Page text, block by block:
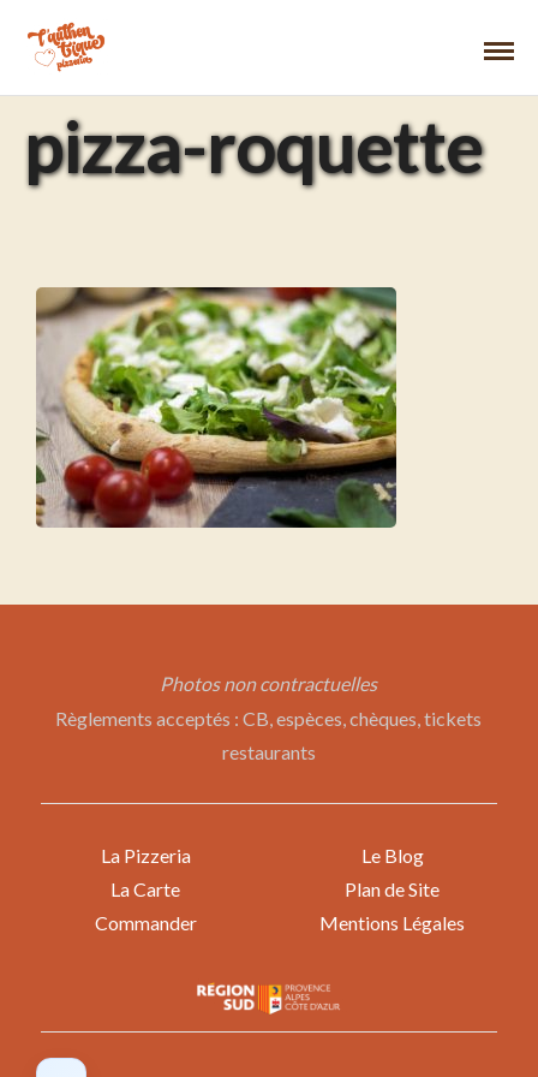
pizza-roquette
Photos non contractuelles
Règlements acceptés : CB, espèces, chèques, tickets
restaurants
La Pizzeria
La Carte
Commander
Le Blog
Plan de Site
Mentions Légales